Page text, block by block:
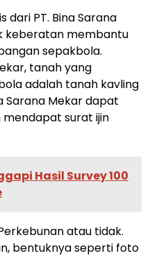
PT. Bina Sarana
keberatan membantu
sepakbola.
tanah yang
adalah tanah kavling
Sarana Mekar dapat
surat ijin
Hasil Survey 100
atau tidak.
bentuknya seperti foto